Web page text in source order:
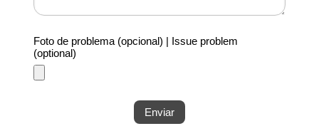
Foto de problema (opcional) | Issue problem
(optional)
Enviar